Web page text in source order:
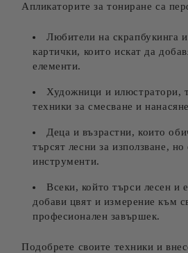
Апликаторите за тониране са
Любители на скрапбукинга
картички, които искат да
елементи.
Художници и илюстратори,
техники за смесване и
Деца и възрастни, които
търсят лесни за използване,
инструменти.
Всеки, който търси лесен и
добави цвят и измерение към
професионален завършек.
Подобрете своите техники и